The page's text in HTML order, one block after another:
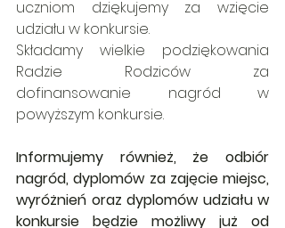
uczniom dziękujemy za wzięcie
udziału w konkursie.
Składamy wielkie podziękowania
Radzie Rodziców za
dofinansowanie nagród w
powyższym konkursie.
Informujemy również, że odbiór
nagród, dyplomów za zajęcie miejsc,
wyróżnień oraz dyplomów udziału w
konkursie będzie możliwy już od